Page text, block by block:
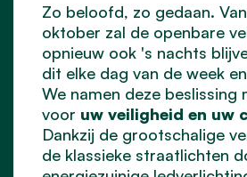
Zo beloofd, zo gedaan.
oktober zal de openbare
opnieuw ook 's nachts
dit elke dag van de week
We namen deze beslissing
voor uw veiligheid en uw
Dankzij de grootschalige
de klassieke straatlichten